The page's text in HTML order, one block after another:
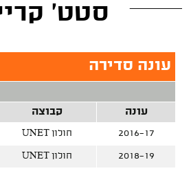
סטט'
עונה סדירה
עונה
קבוצה
2016-17 UNET חולון
2018-19 UNET חולון